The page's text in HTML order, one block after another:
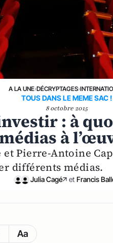
A LA UNE›DÉCRYPTAGES›
TOUS DANS LE MEME SAC !
8 octobre 2015
: à
à
Pierre-Antoine
différents médias.
Julia Cagé et Francis
Aa